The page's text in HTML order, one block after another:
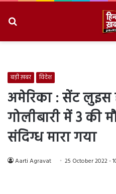
बड़ी ख़बर विदेश
अमेरिका : सेंट
गोलीबारी में 3 की
संदिग्ध मारा गया
Aarti Agravat 25 October 2022 -